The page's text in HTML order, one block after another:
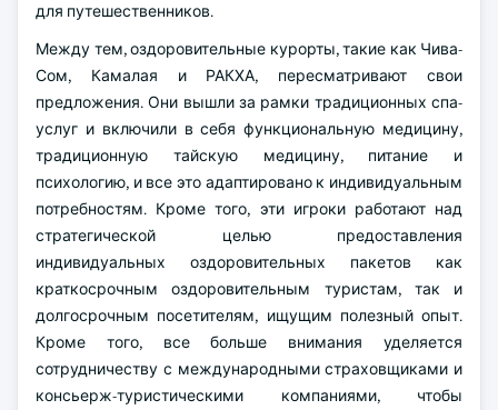
для путешественников.
Между тем, оздоровительные курорты, такие как Чива-
Сом, Камалая и РАКХА, пересматривают свои
предложения. Они вышли за рамки традиционных спа-
услуг и включили в себя функциональную медицину,
традиционную тайскую медицину, питание и
психологию, и все это адаптировано к индивидуальным
потребностям. Кроме того, эти игроки работают над
стратегической целью предоставления
индивидуальных оздоровительных пакетов как
краткосрочным оздоровительным туристам, так и
долгосрочным посетителям, ищущим полезный опыт.
Кроме того, все больше внимания уделяется
сотрудничеству с международными страховщиками и
консьерж-туристическими компаниями, чтобы